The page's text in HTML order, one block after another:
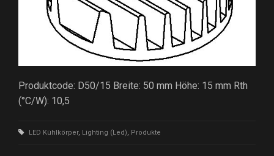
Produktcode: D50/15 Breite: 50 mm Höhe: 15 mm Rth
(°C/W): 10,5
LED Kühlkörper, Lighting (Led), Produkte